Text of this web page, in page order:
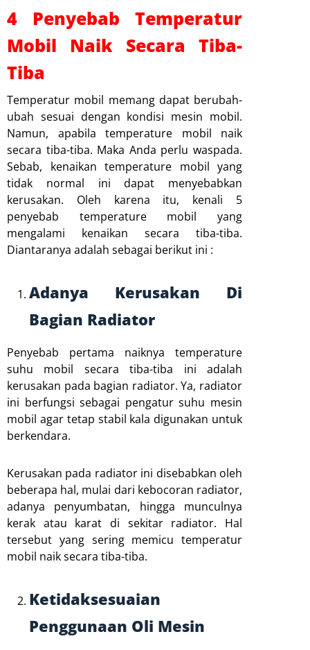
4 Penyebab Temperatur
Mobil Naik Secara Tiba-
Tiba
Temperatur mobil memang dapat berubah-
ubah sesuai dengan kondisi mesin mobil.
Namun, apabila temperature mobil naik
secara tiba-tiba. Maka Anda perlu waspada.
Sebab, kenaikan temperature mobil yang
tidak normal ini dapat menyebabkan
kerusakan. Oleh karena itu, kenali 5
penyebab temperature mobil yang
mengalami kenaikan secara tiba-tiba.
Diantaranya adalah sebagai berikut ini :
Adanya Kerusakan Di
Bagian Radiator
Penyebab pertama naiknya temperature
suhu mobil secara tiba-tiba ini adalah
kerusakan pada bagian radiator. Ya, radiator
ini berfungsi sebagai pengatur suhu mesin
mobil agar tetap stabil kala digunakan untuk
berkendara.
Kerusakan pada radiator ini disebabkan oleh
beberapa hal, mulai dari kebocoran radiator,
adanya penyumbatan, hingga munculnya
kerak atau karat di sekitar radiator. Hal
tersebut yang sering memicu temperatur
mobil naik secara tiba-tiba.
Ketidaksesuaian
Penggunaan Oli Mesin